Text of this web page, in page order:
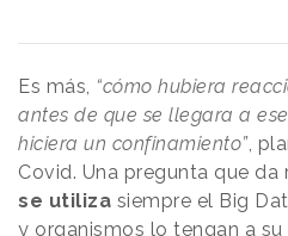
Es más, “cómo hubiera
antes de que se llegara a
hiciera un confinamiento”,
Covid. Una pregunta que da
se utiliza siempre el Big
y organismos lo tengan a su